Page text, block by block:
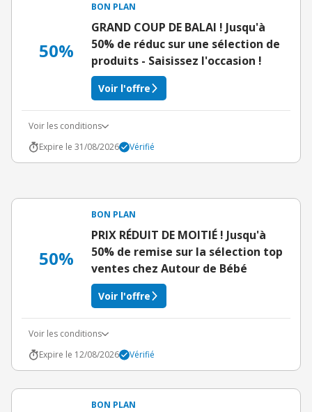
50%
BON PLAN
GRAND COUP DE BALAI ! Jusqu'à
50% de réduc sur une sélection de
produits - Saisissez l'occasion !
Voir l'offre
Voir les conditions
Expire le 31/08/2026
Vérifié
50%
BON PLAN
PRIX RÉDUIT DE MOITIÉ ! Jusqu'à
50% de remise sur la sélection top
ventes chez Autour de Bébé
Voir l'offre
Voir les conditions
Expire le 12/08/2026
Vérifié
BON PLAN